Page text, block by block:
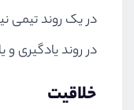
در یک روند تیمی
در روند یادگیری و
خلاقیت